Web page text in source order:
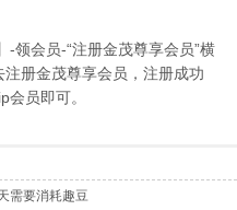
领会员-“注册金茂尊享会员”横
册金茂尊享会员，注册成功
员即可。
需要消耗趣豆